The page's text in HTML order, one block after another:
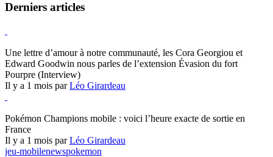
Derniers articles
Une lettre d’amour à notre communauté, les Cora Georgiou et
Edward Goodwin nous parles de l’extension Évasion du fort
Pourpre (Interview)
Il y a 1 mois parLéo Girardeau
Pokémon Champions mobile : voici l’heure exacte de sortie en
France
Il y a 1 mois parLéo Girardeau
jeu-mobilenewspokemon